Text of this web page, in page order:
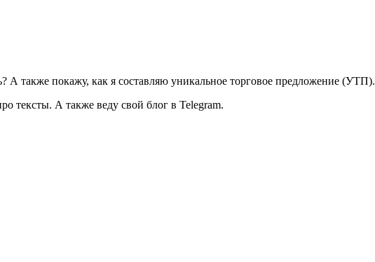
А также покажу, как я составляю уникальное торговое предложение (УТП).
тексты. А также веду свой блог в Telegram.